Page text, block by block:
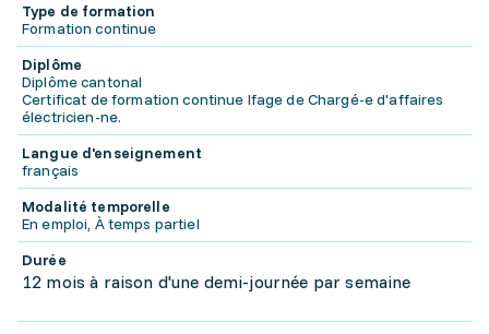
Type de formation
Formation continue
Diplôme
Diplôme cantonal
Certificat de formation continue Ifage de Chargé-e d'affaires
électricien-ne.
Langue d'enseignement
français
Modalité temporelle
En emploi, À temps partiel
Durée
12 mois à raison d'une demi-journée par semaine